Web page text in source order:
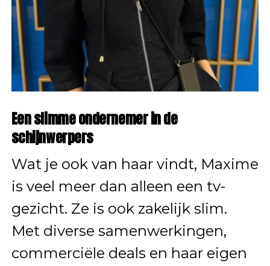
Een slimme ondernemer in de
schijnwerpers
Wat je ook van haar vindt, Maxime
is veel meer dan alleen een tv-
gezicht. Ze is ook zakelijk slim.
Met diverse samenwerkingen,
commerciële deals en haar eigen